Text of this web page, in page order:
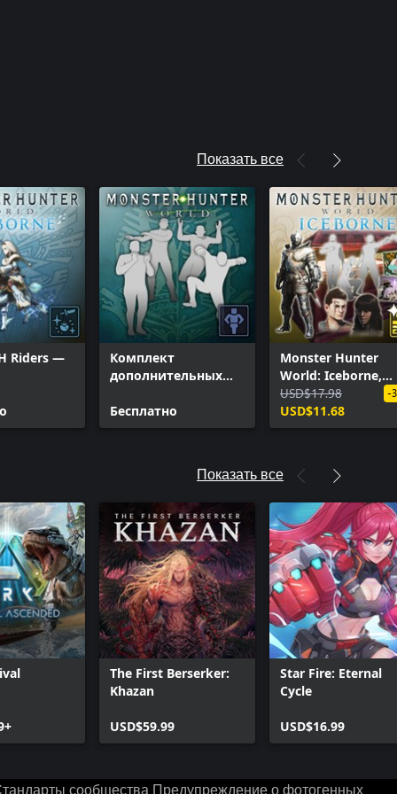
Показать все
Riders —
Комплект
дополнительных
Бесплатно
Monster Hunter
World: Iceborne,
комплект Deluxe
USD$17.98
USD$11.68
-
Показать все
The First Berserker:
Khazan
USD$59.99
Star Fire: Eternal
Cycle
USD$16.99
сообщества Предупреждение о фотогенных